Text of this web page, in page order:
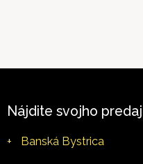
Nájdite svojho
+ Banská Bystrica